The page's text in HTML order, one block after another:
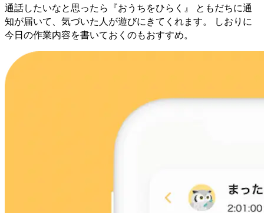
通話したいなと思ったら『おうちをひらく』 ともだちに通
知が届いて、気づいた人が遊びにきてくれます。 しおりに
今日の作業内容を書いておくのもおすすめ。